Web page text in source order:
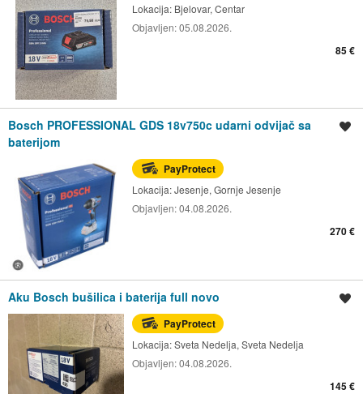
Lokacija: Bjelovar, Centar
Objavljen:05.08.2026.
85 €
Bosch PROFESSIONAL GDS 18v750c udarni odvijač sa
baterijom
PayProtect
Lokacija:Jesenje, Gornje Jesenje
Objavljen:04.08.2026.
270 €
Aku Bosch bušilica i baterija full novo
PayProtect
Lokacija:Sveta Nedelja, Sveta Nedelja
Objavljen:04.08.2026.
145 €